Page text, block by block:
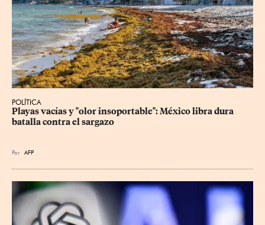
POLÍTICA
Playas vacías y "olor insoportable": México libra dura
batalla contra el sargazo
Por AFP